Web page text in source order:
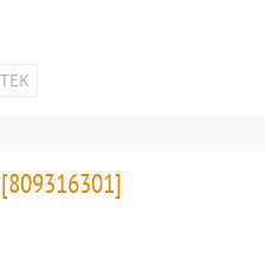
[809316301]